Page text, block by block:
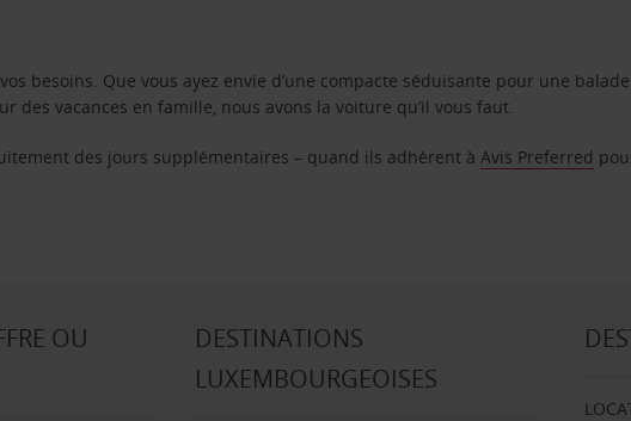
besoins. Que vous ayez envie d’une compacte séduisante pour une
des vacances en famille, nous avons la voiture qu’il vous faut.
des jours supplémentaires – quand ils adhèrent àAvis Preferred
OU
DESTINATIONS
LUXEMBOURGEOISES